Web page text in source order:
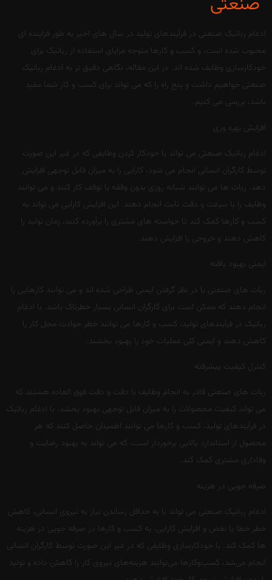
ادغام رباتیک صنعتی در فرآیندهای تولید در سال های اخیر به طور فزاینده ای
محبوب شده است، و کسب و کارها متوجه مزایای استفاده از رباتیک برای
خودکارسازی وظایف شده اند. در این مقاله، نگاهی دقیق تر به ادغام رباتیک
صنعتی خواهیم داشت و پنج راه را که می تواند برای کسب و کار شما مفید
باشد، بررسی می کنیم.
افزایش بهره وری
ادغام رباتیک صنعتی می تواند با خودکار کردن وظایفی که در غیر این صورت
توسط کارگران انسانی انجام می شود، کارایی را به میزان قابل توجهی افزایش
دهد. ربات ها می توانند شبانه روزی بدون وقفه یا توقف کار کنند و می توانند
وظایف را با سرعت و دقت ثابت انجام دهند. این افزایش کارایی می تواند به
کسب و کارها کمک کند تا خواسته های مشتری را برآورده کنند، زمان تولید را
کاهش دهند و خروجی را افزایش دهند.
ایمنی بهبود یافته
ربات های صنعتی با در نظر گرفتن ایمنی طراحی شده اند و می توانند کارهایی را
انجام دهند که ممکن است برای کارگران انسانی بسیار خطرناک باشد. با ادغام
رباتیک در فرآیندهای تولید، کسب و کارها می توانند خطر حوادث محل کار را
کاهش دهند و ایمنی کلی عملیات خود را بهبود بخشند.
کنترل کیفیت پیشرفته
ربات های صنعتی قادر به انجام وظایف با دقت و دقت فوق العاده هستند که
می تواند کیفیت محصولات را به میزان قابل توجهی بهبود بخشد. با ادغام رباتیک
در فرآیندهای تولید، کسب و کارها می توانند اطمینان حاصل کنند که هر
محصول از استاندارد بالایی برخوردار است، که می تواند به بهبود رضایت و
وفاداری مشتری کمک کند.
صرفه جویی در هزینه
ادغام رباتیک صنعتی می تواند با به حداقل رساندن نیاز به نیروی انسانی، کاهش
خطر خطا یا نقص و افزایش کارایی، به کسب و کارها در صرفه جویی در هزینه
ها کمک کند. با خودکارسازی وظایفی که در غیر این صورت توسط کارگران انسانی
انجام می‌شد، کسب‌وکارها می‌توانند هزینه‌های نیروی کار را کاهش داده و تولید